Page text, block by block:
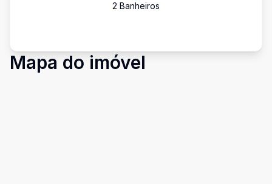
2 Banheiros
Mapa do imóvel